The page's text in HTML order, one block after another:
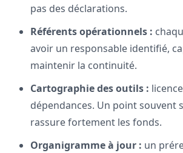
pas des déclarations.
Référents opérationnels :
avoir un responsable identifié,
maintenir la continuité.
Cartographie des outils :
dépendances. Un point souvent
rassure fortement les fonds.
Organigramme à jour : un